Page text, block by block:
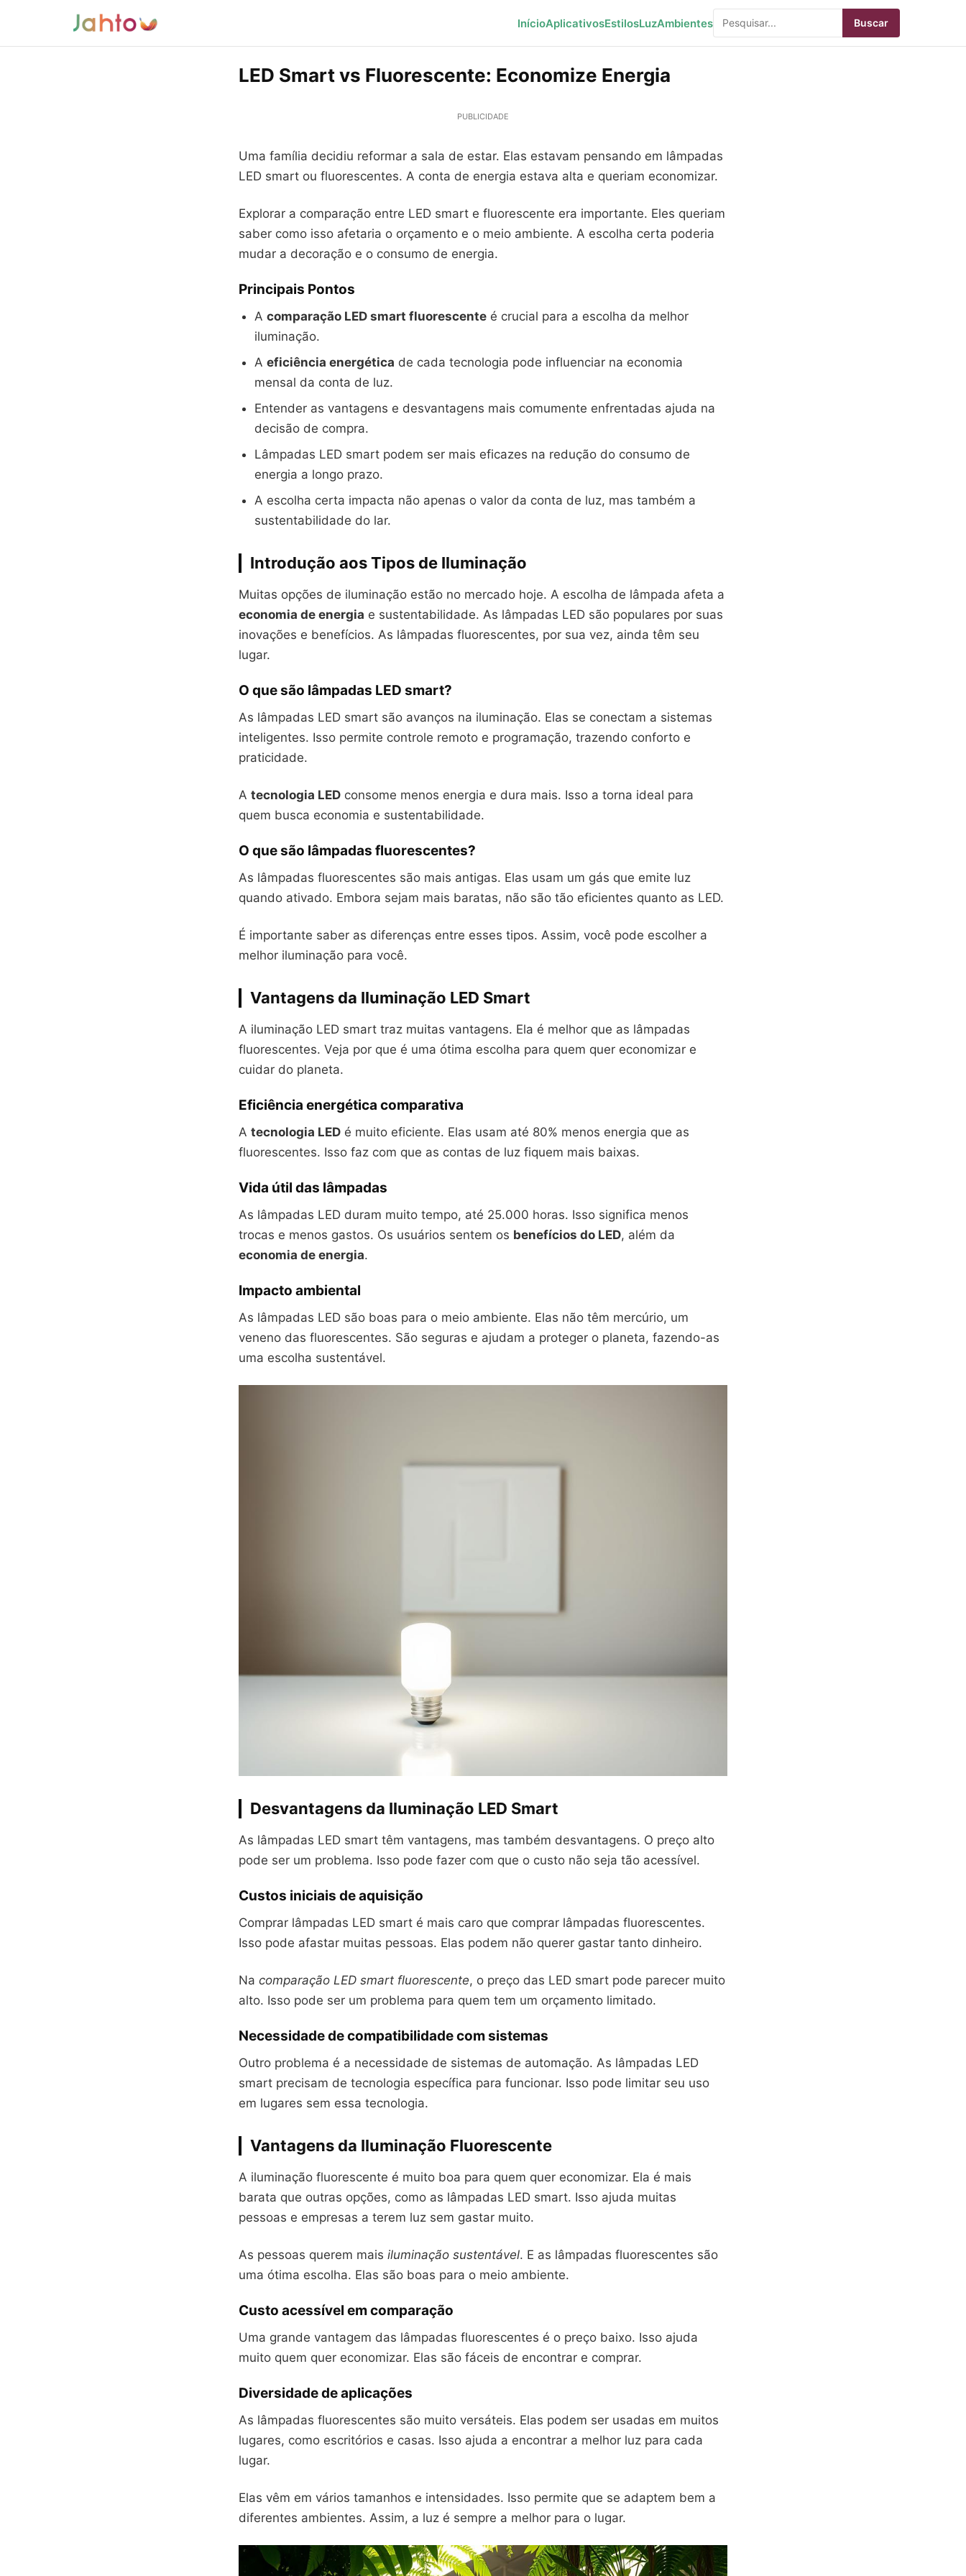
InícioAplicativosEstilosLuzAmbientes Buscar
LED Smart vs Fluorescente: Economize Energia
PUBLICIDADE
Uma família decidiu reformar a sala de estar. Elas estavam pensando em lâmpadas
LED smart ou fluorescentes. A conta de energia estava alta e queriam economizar.
Explorar a comparação entre LED smart e fluorescente era importante. Eles queriam
saber como isso afetaria o orçamento e o meio ambiente. A escolha certa poderia
mudar a decoração e o consumo de energia.
Principais Pontos
A comparação LED smart fluorescente é crucial para a escolha da melhor
iluminação.
A eficiência energética de cada tecnologia pode influenciar na economia
mensal da conta de luz.
Entender as vantagens e desvantagens mais comumente enfrentadas ajuda na
decisão de compra.
Lâmpadas LED smart podem ser mais eficazes na redução do consumo de
energia a longo prazo.
A escolha certa impacta não apenas o valor da conta de luz, mas também a
sustentabilidade do lar.
Introdução aos Tipos de Iluminação
Muitas opções de iluminação estão no mercado hoje. A escolha de lâmpada afeta a
economia de energia e sustentabilidade. As lâmpadas LED são populares por suas
inovações e benefícios. As lâmpadas fluorescentes, por sua vez, ainda têm seu
lugar.
O que são lâmpadas LED smart?
As lâmpadas LED smart são avanços na iluminação. Elas se conectam a sistemas
inteligentes. Isso permite controle remoto e programação, trazendo conforto e
praticidade.
A tecnologia LED consome menos energia e dura mais. Isso a torna ideal para
quem busca economia e sustentabilidade.
O que são lâmpadas fluorescentes?
As lâmpadas fluorescentes são mais antigas. Elas usam um gás que emite luz
quando ativado. Embora sejam mais baratas, não são tão eficientes quanto as LED.
É importante saber as diferenças entre esses tipos. Assim, você pode escolher a
melhor iluminação para você.
Vantagens da Iluminação LED Smart
A iluminação LED smart traz muitas vantagens. Ela é melhor que as lâmpadas
fluorescentes. Veja por que é uma ótima escolha para quem quer economizar e
cuidar do planeta.
Eficiência energética comparativa
A tecnologia LED é muito eficiente. Elas usam até 80% menos energia que as
fluorescentes. Isso faz com que as contas de luz fiquem mais baixas.
Vida útil das lâmpadas
As lâmpadas LED duram muito tempo, até 25.000 horas. Isso significa menos
trocas e menos gastos. Os usuários sentem os benefícios do LED, além da
economia de energia.
Impacto ambiental
As lâmpadas LED são boas para o meio ambiente. Elas não têm mercúrio, um
veneno das fluorescentes. São seguras e ajudam a proteger o planeta, fazendo-as
uma escolha sustentável.
Desvantagens da Iluminação LED Smart
As lâmpadas LED smart têm vantagens, mas também desvantagens. O preço alto
pode ser um problema. Isso pode fazer com que o custo não seja tão acessível.
Custos iniciais de aquisição
Comprar lâmpadas LED smart é mais caro que comprar lâmpadas fluorescentes.
Isso pode afastar muitas pessoas. Elas podem não querer gastar tanto dinheiro.
Na comparação LED smart fluorescente, o preço das LED smart pode parecer muito
alto. Isso pode ser um problema para quem tem um orçamento limitado.
Necessidade de compatibilidade com sistemas
Outro problema é a necessidade de sistemas de automação. As lâmpadas LED
smart precisam de tecnologia específica para funcionar. Isso pode limitar seu uso
em lugares sem essa tecnologia.
Vantagens da Iluminação Fluorescente
A iluminação fluorescente é muito boa para quem quer economizar. Ela é mais
barata que outras opções, como as lâmpadas LED smart. Isso ajuda muitas
pessoas e empresas a terem luz sem gastar muito.
As pessoas querem mais iluminação sustentável. E as lâmpadas fluorescentes são
uma ótima escolha. Elas são boas para o meio ambiente.
Custo acessível em comparação
Uma grande vantagem das lâmpadas fluorescentes é o preço baixo. Isso ajuda
muito quem quer economizar. Elas são fáceis de encontrar e comprar.
Diversidade de aplicações
As lâmpadas fluorescentes são muito versáteis. Elas podem ser usadas em muitos
lugares, como escritórios e casas. Isso ajuda a encontrar a melhor luz para cada
lugar.
Elas vêm em vários tamanhos e intensidades. Isso permite que se adaptem bem a
diferentes ambientes. Assim, a luz é sempre a melhor para o lugar.